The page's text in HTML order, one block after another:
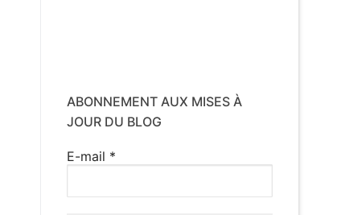
ABONNEMENT AUX MISES À
JOUR DU BLOG
E-mail *